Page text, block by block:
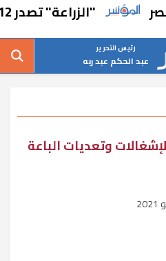
"الزراعة" تصدر 712 ترخيص تشغيل جديد لمشروعات الثروة الحيوانية والداجنة
رئيس التحرير
عبد الحكم عبد ربه
وتعديات الباعة